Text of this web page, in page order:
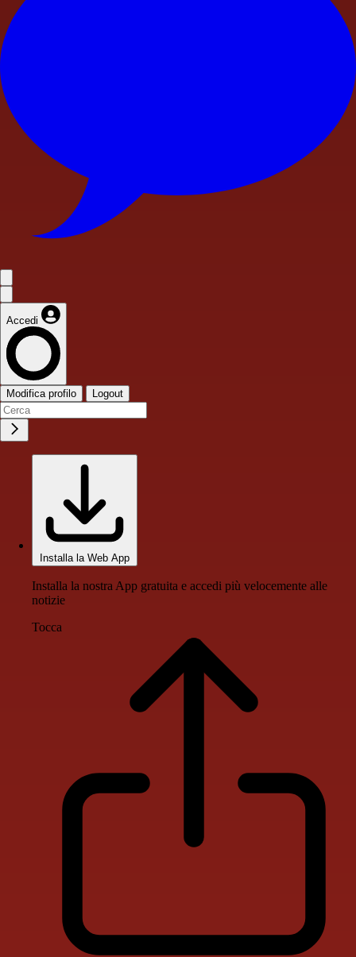
Accedi
Modifica profilo Logout
Installa la Web App
Installa la nostra App gratuita e accedi più velocemente alle
notizie
Tocca